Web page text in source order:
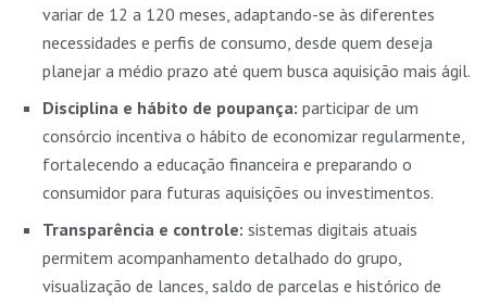
variar de 12 a 120 meses, adaptando-se às diferentes
necessidades e perfis de consumo, desde quem deseja
planejar a médio prazo até quem busca aquisição mais ágil.
Disciplina e hábito de poupança: participar de um
consórcio incentiva o hábito de economizar regularmente,
fortalecendo a educação financeira e preparando o
consumidor para futuras aquisições ou investimentos.
Transparência e controle: sistemas digitais atuais
permitem acompanhamento detalhado do grupo,
visualização de lances, saldo de parcelas e histórico de